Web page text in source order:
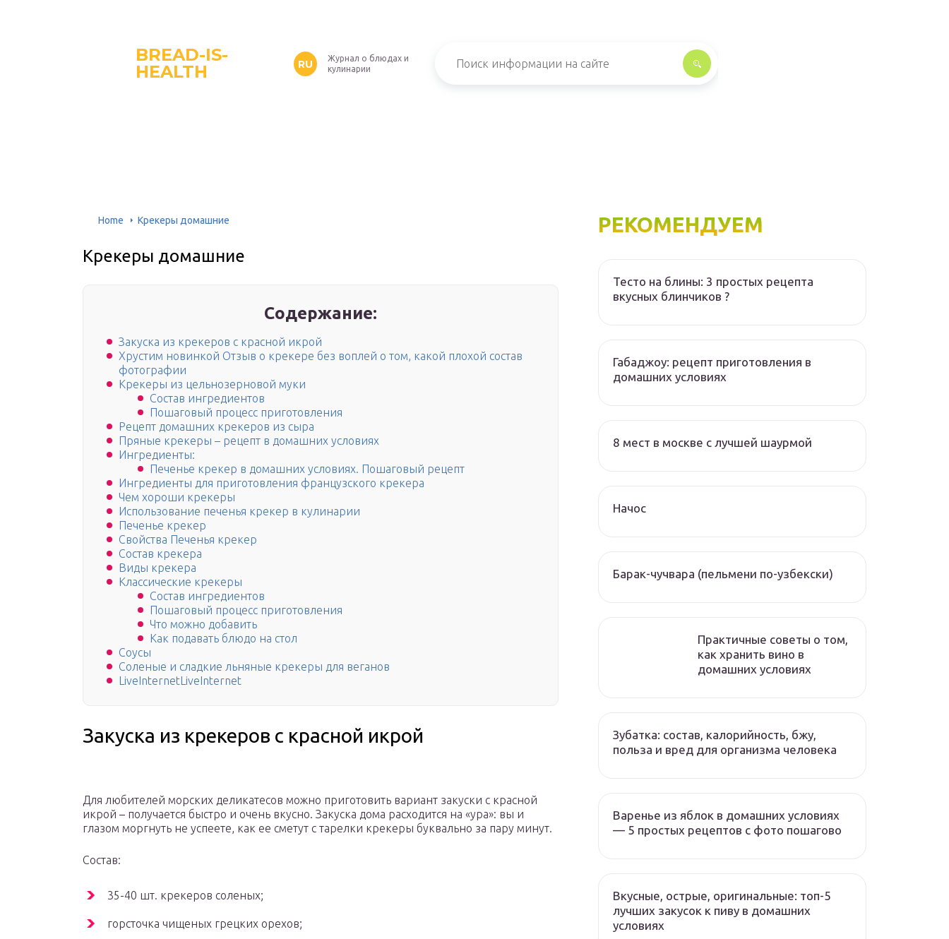
BREAD-IS-
HEALTH
RU
Журнал о блюдах и
кулинарии
Home Крекеры домашние
Крекеры домашние
Содержание:
Закуска из крекеров с красной икрой
Хрустим новинкой Отзыв о крекере без воплей о том, какой плохой состав
фотографии
Крекеры из цельнозерновой муки
Состав ингредиентов
Пошаговый процесс приготовления
Рецепт домашних крекеров из сыра
Пряные крекеры – рецепт в домашних условиях
Ингредиенты:
Печенье крекер в домашних условиях. Пошаговый рецепт
Ингредиенты для приготовления французского крекера
Чем хороши крекеры
Использование печенья крекер в кулинарии
Печенье крекер
Свойства Печенья крекер
Состав крекера
Виды крекера
Классические крекеры
Состав ингредиентов
Пошаговый процесс приготовления
Что можно добавить
Как подавать блюдо на стол
Соусы
Соленые и сладкие льняные крекеры для веганов
LiveInternetLiveInternet
Закуска из крекеров с красной икрой
Для любителей морских деликатесов можно приготовить вариант закуски с красной
икрой – получается быстро и очень вкусно. Закуска дома расходится на «ура»: вы и
глазом моргнуть не успеете, как ее сметут с тарелки крекеры буквально за пару минут.
Состав:
35-40 шт. крекеров соленых;
горсточка чищеных грецких орехов;
РЕКОМЕНДУЕМ
Тесто на блины: 3 простых рецепта
вкусных блинчиков ?
Габаджоу: рецепт приготовления в
домашних условиях
8 мест в москве с лучшей шаурмой
Начос
Барак-чучвара (пельмени по-узбекски)
Практичные советы о том,
как хранить вино в
домашних условиях
Зубатка: состав, калорийность, бжу,
польза и вред для организма человека
Варенье из яблок в домашних условиях
— 5 простых рецептов с фото пошагово
Вкусные, острые, оригинальные: топ-5
лучших закусок к пиву в домашних
условиях